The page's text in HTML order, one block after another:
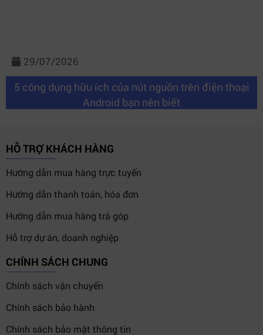
29/07/2026
5 công dụng hữu ích của nút nguồn trên điện thoại
Android bạn nên biết
HỖ TRỢ KHÁCH HÀNG
Hướng dẫn mua hàng trực tuyến
Hướng dẫn thanh toán, hóa đơn
Hướng dẫn mua hàng trả góp
Hỗ trợ dự án, doanh nghiệp
CHÍNH SÁCH CHUNG
Chính sách vận chuyển
Chính sách bảo hành
Chính sách bảo mật thông tin